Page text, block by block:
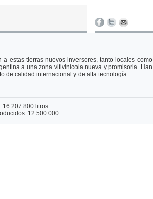
estas tierras nuevos inversores, tanto locales como
a una zona vitivinícola nueva y promisoria. Han
de calidad internacional y de alta tecnología.
16.207.800 litros
12.500.000